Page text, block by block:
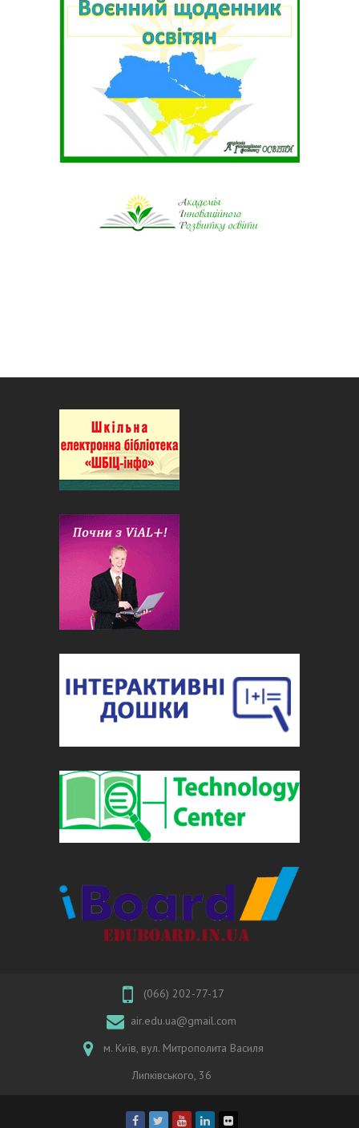
(066) 202-77-17
air.edu.ua@gmail.com
м. Київ, вул. Митрополита Василя
Липківського, 36